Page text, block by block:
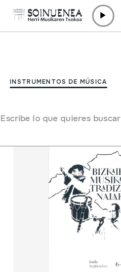
INSTRUMENTOS DE MÚSICA
Escribe lo que quieres buscar
Filtrar